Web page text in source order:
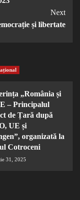
Next
și libertate
„România și
– Principalul
de Țară după
UE și
organizată la
Cotroceni
31, 2025